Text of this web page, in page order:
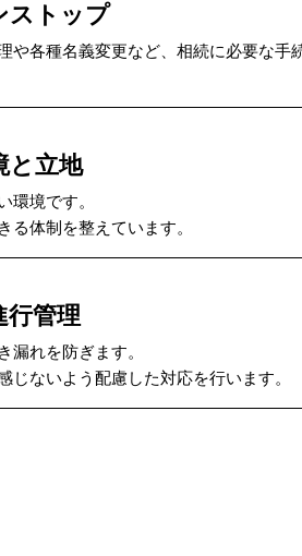
ストップ
各種名義変更など、相続に必要な手
と立地
環境です。
る体制を整えています。
行管理
漏れを防ぎます。
ないよう配慮した対応を行います。